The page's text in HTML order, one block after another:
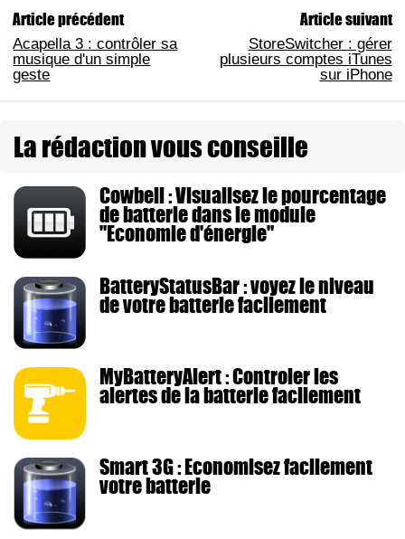
Article précédent
Acapella 3 : contrôler sa
musique d'un simple
geste
Article suivant
StoreSwitcher : gérer
plusieurs comptes iTunes
sur iPhone
La rédaction vous conseille
Cowbell : Visualisez le pourcentage
de batterie dans le module
"Economie d'énergie"
BatteryStatusBar : voyez le niveau
de votre batterie facilement
MyBatteryAlert : Controler les
alertes de la batterie facilement
Smart 3G : Economisez facilement
votre batterie